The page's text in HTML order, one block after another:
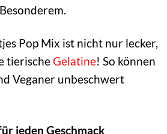
Pop Mix ist nicht nur lecker,
tierischeGelatine! So können
Veganer unbeschwert
jeden Geschmack